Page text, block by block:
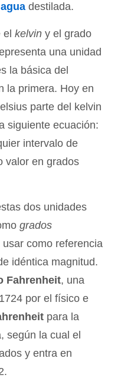
agua destilada.
el kelvin y el grado
una unidad
la básica del
la primera. Hoy en
parte del kelvin
siguiente ecuación:
intervalo de
valor en grados
dos unidades
grados
como referencia
idéntica magnitud.
Fahrenheit, una
por el físico e
para la
según la cual el
y entra en